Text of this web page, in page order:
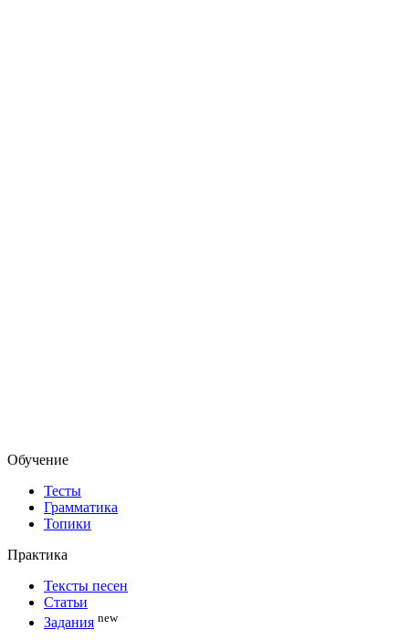
Обучение
Тесты
Грамматика
Топики
Практика
Тексты песен
Статьи
Задания new